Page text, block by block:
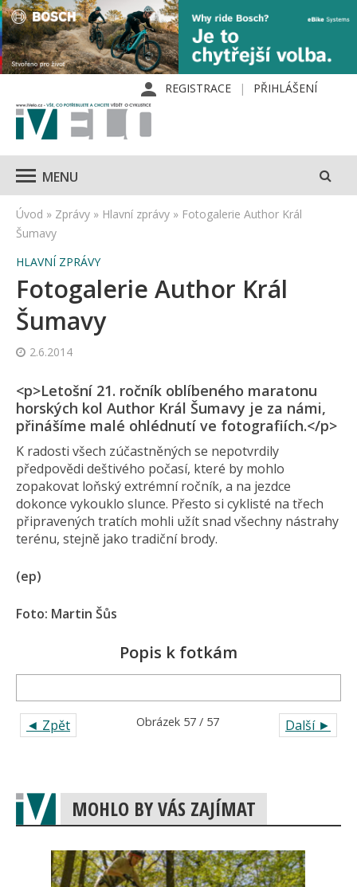
REGISTRACE PŘIHLÁŠENÍ
MENU
Úvod » Zprávy » Hlavní zprávy » Fotogalerie Author Král
Šumavy
HLAVNÍ ZPRÁVY
Fotogalerie Author Král
Šumavy
2.6.2014
<p>Letošní 21. ročník oblíbeného maratonu
horských kol Author Král Šumavy je za námi,
přinášíme malé ohlédnutí ve fotografiích.</p>
K radosti všech zúčastněných se nepotvrdily
předpovědi deštivého počasí, které by mohlo
zopakovat loňský extrémní ročník, a na jezdce
dokonce vykouklo slunce. Přesto si cyklisté na třech
připravených tratích mohli užít snad všechny nástrahy
terénu, stejně jako tradiční brody.
(ep)
Foto: Martin Šůs
Popis k fotkám
◄ Zpět Další ►
Obrázek 57 / 57
MOHLO BY VÁS ZAJÍMAT